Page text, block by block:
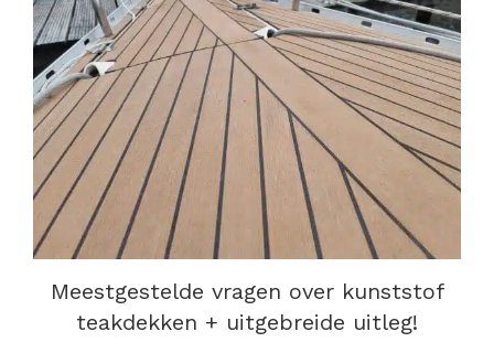
Meestgestelde vragen over kunststof
teakdekken + uitgebreide uitleg!